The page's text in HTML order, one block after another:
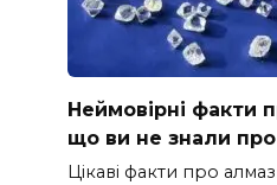
Неймовірні факти
що ви не знали про
Цікаві факти про